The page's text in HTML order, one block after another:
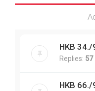
HKB
Replies: 57
HKB